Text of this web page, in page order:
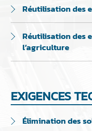
Réutilisation des
Réutilisation des
l’agriculture
EXIGENCES
Élimination des